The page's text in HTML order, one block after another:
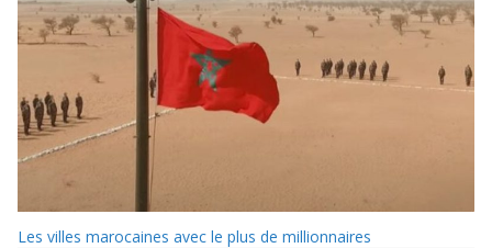
Les villes marocaines avec le plus de millionnaires